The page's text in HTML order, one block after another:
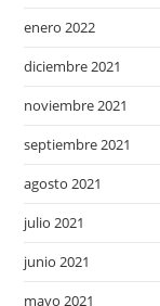
enero 2022
diciembre 2021
noviembre 2021
septiembre 2021
agosto 2021
julio 2021
junio 2021
mayo 2021